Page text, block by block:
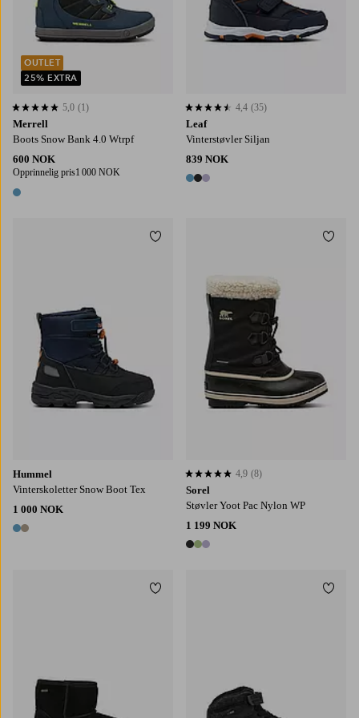
Merrell
Boots Snow Bank 4.0 Wtrpf
600 NOK
Opprinnelig pris1 000 NOK
1 farge
5,0 basert på 1 karaktergivninger
5,0 (1)
OUTLET
25% EXTRA
Leaf
Vinterstøvler Siljan
839 NOK
3 farger
4,4 basert på 35 karaktergivninger
4,4 (35)
Hummel
Vinterskoletter Snow Boot Tex
1 000 NOK
2 farger
Legg til favoritter
Sorel
Støvler Yoot Pac Nylon WP
1 199 NOK
3 farger
4,9 basert på 8 karaktergivninger
4,9 (8)
Legg til favoritter